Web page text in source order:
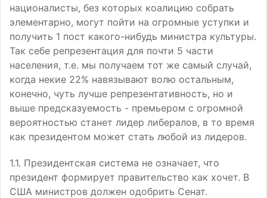
националисты, без которых коалицию собрать
элементарно, могут пойти на огромные уступки и
получить 1 пост какого-нибудь министра культуры.
Так себе репрезентация для почти 5 части
населения, т.е. мы получаем тот же самый случай,
когда некие 22% навязывают волю остальным,
конечно, чуть лучше репрезентативность, но и
выше предсказуемость - премьером с огромной
вероятностью станет лидер либералов, в то время
как президентом может стать любой из лидеров.
1.1. Президентская система не означает, что
президент формирует правительство как хочет. В
США министров должен одобрить Сенат.